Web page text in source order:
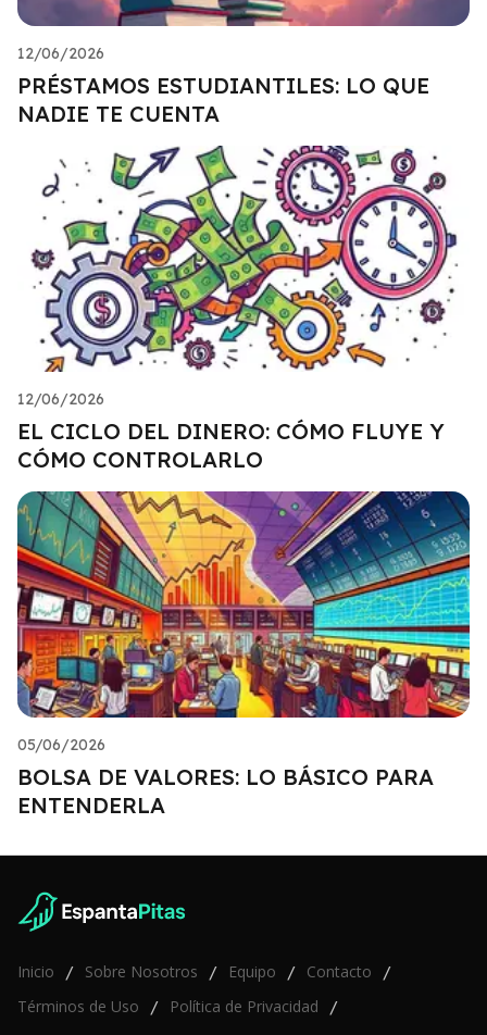
12/06/2026
PRÉSTAMOS ESTUDIANTILES: LO QUE
NADIE TE CUENTA
12/06/2026
EL CICLO DEL DINERO: CÓMO FLUYE Y
CÓMO CONTROLARLO
05/06/2026
BOLSA DE VALORES: LO BÁSICO PARA
ENTENDERLA
Inicio / Sobre Nosotros / Equipo / Contacto /
Términos de Uso / Política de Privacidad /